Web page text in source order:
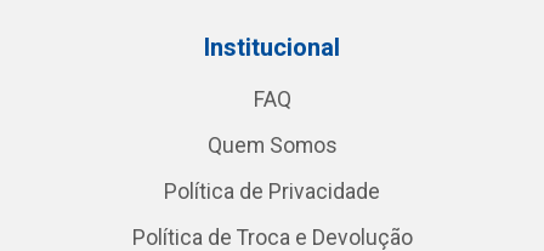
Institucional
FAQ
Quem Somos
Política de Privacidade
Política de Troca e Devolução